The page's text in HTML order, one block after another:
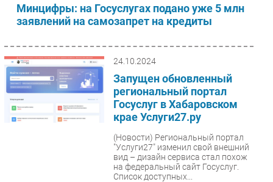
Кадры
Регулирование
Финансы
Web
Безопасность
Инновации
CIO/Управление ИТ
Минцифры: на Госуслугах подано уже 5 млн
заявлений на самозапрет на кредиты
24.10.2024
Запущен обновленный
региональный портал
Госуслуг в Хабаровском
крае Услуги27.ру
(Новости) Региональный портал
"Услуги27" изменил свой внешний
вид – дизайн сервиса стал похож
на федеральный сайт Госуслуг.
Список доступных...